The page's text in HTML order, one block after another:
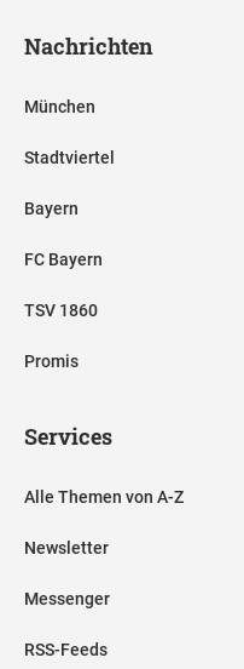
Nachrichten
München
Stadtviertel
Bayern
FC Bayern
TSV 1860
Promis
Services
Alle Themen von A-Z
Newsletter
Messenger
RSS-Feeds